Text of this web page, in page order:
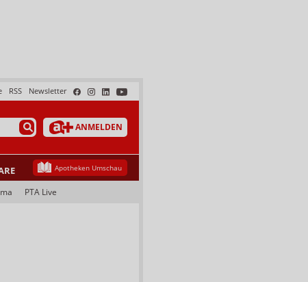
Newsletter
RSS
ANMELDEN
Apotheken Umschau
PTA Live